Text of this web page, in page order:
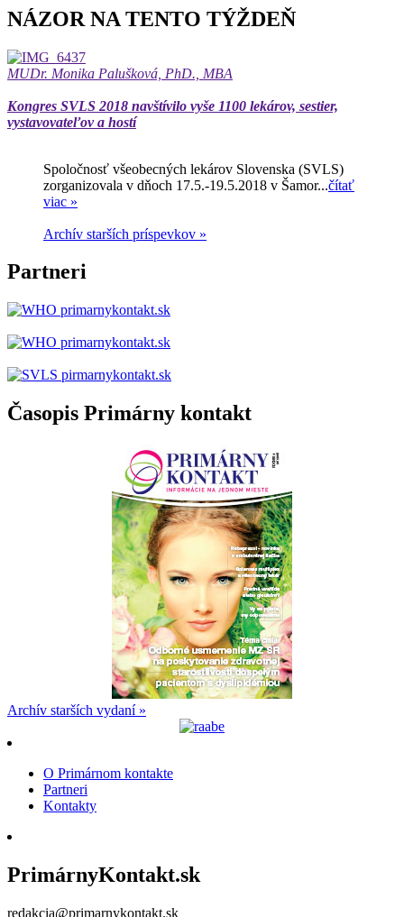
NÁZOR NA TENTO TÝŽDEŇ
MUDr. Monika Palušková, PhD., MBA
Kongres SVLS 2018 navštívilo vyše 1100 lekárov, sestier,
vystavovateľov a hostí
Spoločnosť všeobecných lekárov Slovenska (SVLS)
zorganizovala v dňoch 17.5.-19.5.2018 v Šamor...čítať
viac »
Archív starších príspevkov »
Partneri
Časopis Primárny kontakt
Archív starších vydaní »
O Primárnom kontakte
Partneri
Kontakty
PrimárnyKontakt.sk
redakcia@primarnykontakt.sk